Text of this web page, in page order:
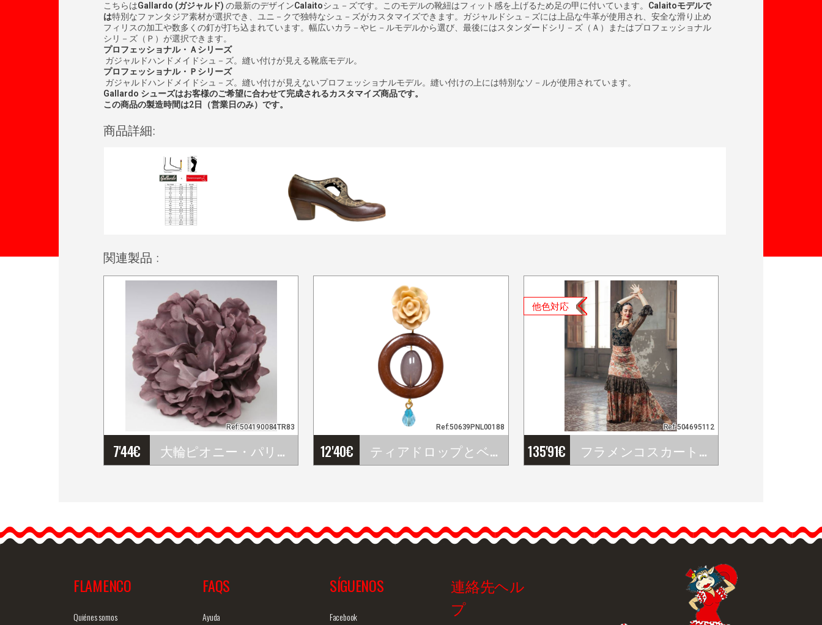
こちらはGallardo (ガジャルド) の最新のデザインCalaitoシュ－ズです。このモデルの靴紐はフィット感を上げるため足の甲に付いています。 Calaitoモデルで
は特別なファンタジア素材が選択でき、ユニ－クで独特なシュ－ズがカスタマイズできます。ガジャルドシュ－ズには上品な牛革が使用され、安全な滑り止め
フィリスの加工や数多くの釘が打ち込まれています。幅広いカラ－やヒ－ルモデルから選び、最後にはスタンダードシリ－ズ（Ａ）またはプロフェッショナル
シリ－ズ（Ｐ）が選択できます。
プロフェッショナル・Ａシリーズ
ガジャルドハンドメイドシュ－ズ。縫い付けが見える靴底モデル。
プロフェッショナル・Ｐシリーズ
ガジャルドハンドメイドシュ－ズ。縫い付けが見えないプロフェッショナルモデル。縫い付けの上には特別なソ－ルが使用されています。
Gallardo シューズはお客様のご希望に合わせて完成されるカスタマイズ商品です。
この商品の製造時間は2日（営業日のみ）です。
商品詳細:
関連製品 :
7'44€ 大輪ピオニー・パリ・フラワー・ヴィゾン・カラー 16cm
Ref:504190084TR83
ー&hell
ip;
12'40€ ティアドロップとベージュローズクローザー付きのハンドメイドフラメンコイヤリング
Ref:50639PNL00188
クイックビュー
他色対応
135'91€ フラメンコスカート シャーモストレッチニット型押し ダベダンス
Ref:504695112
押し ダベダンス
サッシュ付きロングスカ
ト。膝上にフリルのアッ
プリケ。裾に大きなフリ
ル。製作期間21営業日。
クイックビュー
FLAMENCO
Quiénes somos
FAQS
Ayuda
SÍGUENOS
Facebook
連絡先ヘル
プ